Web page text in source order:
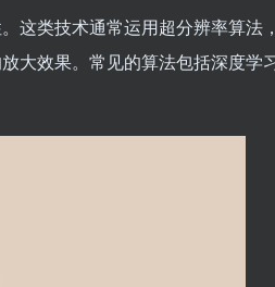
这类技术通常运用超分辨率算法
大效果。常见的算法包括深度学